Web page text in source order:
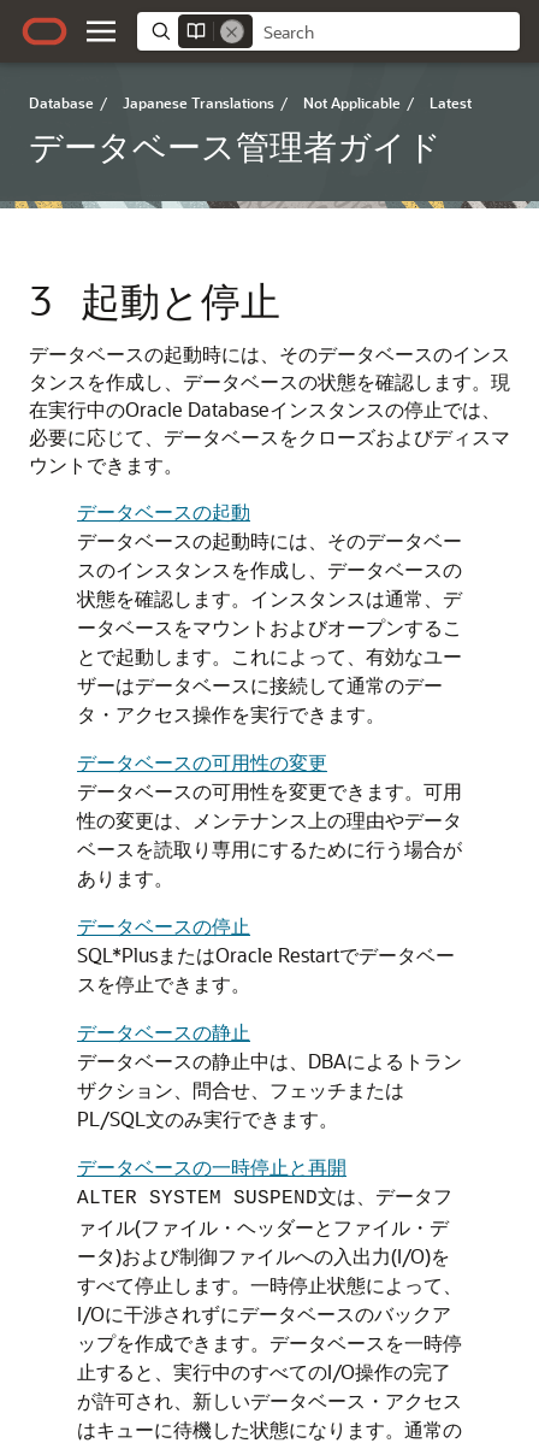
Database / Japanese Translations / Not Applicable / Latest
データベース管理者ガイド
3 起動と停止
データベースの起動時には、そのデータベースのインス
タンスを作成し、データベースの状態を確認します。現
在実行中のOracle Databaseインスタンスの停止では、
必要に応じて、データベースをクローズおよびディスマ
ウントできます。
データベースの起動
データベースの起動時には、そのデータベー
スのインスタンスを作成し、データベースの
状態を確認します。インスタンスは通常、デ
ータベースをマウントおよびオープンするこ
とで起動します。これによって、有効なユー
ザーはデータベースに接続して通常のデー
タ・アクセス操作を実行できます。
データベースの可用性の変更
データベースの可用性を変更できます。可用
性の変更は、メンテナンス上の理由やデータ
ベースを読取り専用にするために行う場合が
あります。
データベースの停止
SQL*PlusまたはOracle Restartでデータベー
スを停止できます。
データベースの静止
データベースの静止中は、DBAによるトラン
ザクション、問合せ、フェッチまたは
PL/SQL文のみ実行できます。
データベースの一時停止と再開
ALTER SYSTEM SUSPEND文は、データフ
ァイル(ファイル・ヘッダーとファイル・デ
ータ)および制御ファイルへの入出力(I/O)を
すべて停止します。一時停止状態によって、
I/Oに干渉されずにデータベースのバックア
ップを作成できます。データベースを一時停
止すると、実行中のすべてのI/O操作の完了
が許可され、新しいデータベース・アクセス
はキューに待機した状態になります。通常の